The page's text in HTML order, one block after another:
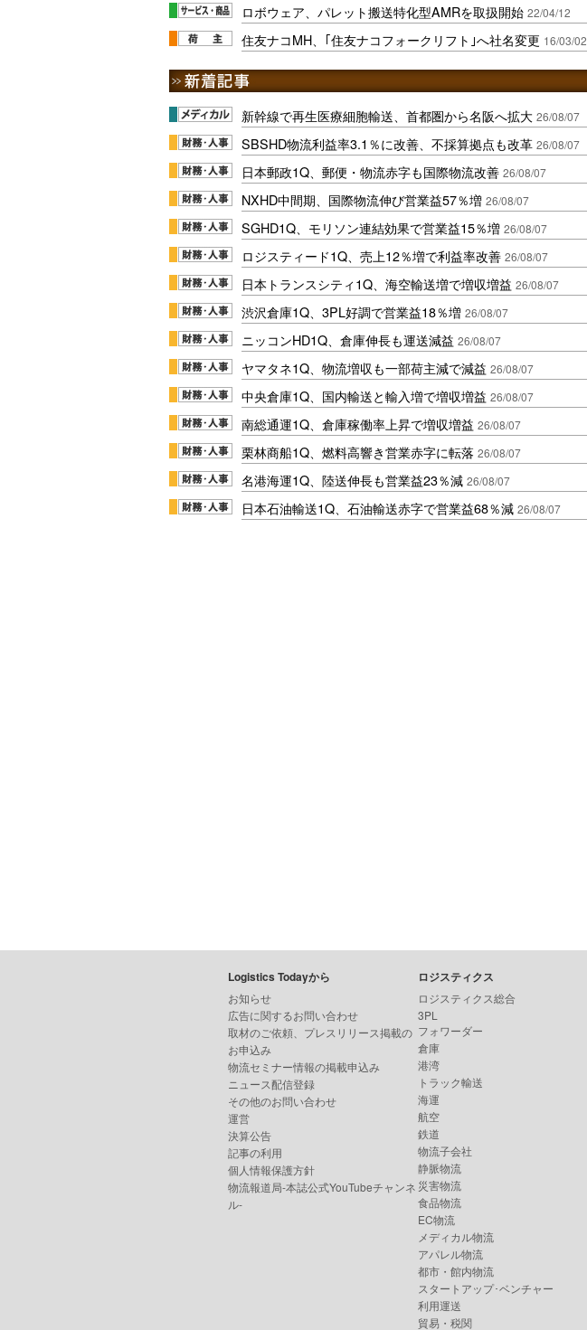
ロボウェア、パレット搬送特化型AMRを取扱開始 22/04/12
住友ナコMH、｢住友ナコフォークリフト｣へ社名変更 16/03/02
新幹線で再生医療細胞輸送、首都圏から名阪へ拡大 26/08/07
SBSHD物流利益率3.1％に改善、不採算拠点も改革 26/08/07
日本郵政1Q、郵便・物流赤字も国際物流改善 26/08/07
NXHD中間期、国際物流伸び営業益57％増 26/08/07
SGHD1Q、モリソン連結効果で営業益15％増 26/08/07
ロジスティード1Q、売上12％増で利益率改善 26/08/07
日本トランスシティ1Q、海空輸送増で増収増益 26/08/07
渋沢倉庫1Q、3PL好調で営業益18％増 26/08/07
ニッコンHD1Q、倉庫伸長も運送減益 26/08/07
ヤマタネ1Q、物流増収も一部荷主減で減益 26/08/07
中央倉庫1Q、国内輸送と輸入増で増収増益 26/08/07
南総通運1Q、倉庫稼働率上昇で増収増益 26/08/07
栗林商船1Q、燃料高響き営業赤字に転落 26/08/07
名港海運1Q、陸送伸長も営業益23％減 26/08/07
日本石油輸送1Q、石油輸送赤字で営業益68％減 26/08/07
Logistics Todayから
お知らせ
広告に関するお問い合わせ
取材のご依頼、プレスリリース掲載の
お申込み
物流セミナー情報の掲載申込み
ニュース配信登録
その他のお問い合わせ
運営
決算公告
記事の利用
個人情報保護方針
物流報道局-本誌公式YouTubeチャンネ
ル-
ロジスティクス
ロジスティクス総合
3PL
フォワーダー
倉庫
港湾
トラック輸送
海運
航空
鉄道
物流子会社
静脈物流
災害物流
食品物流
EC物流
メディカル物流
アパレル物流
都市・館内物流
スタートアップ･ベンチャー
利用運送
貿易・税関